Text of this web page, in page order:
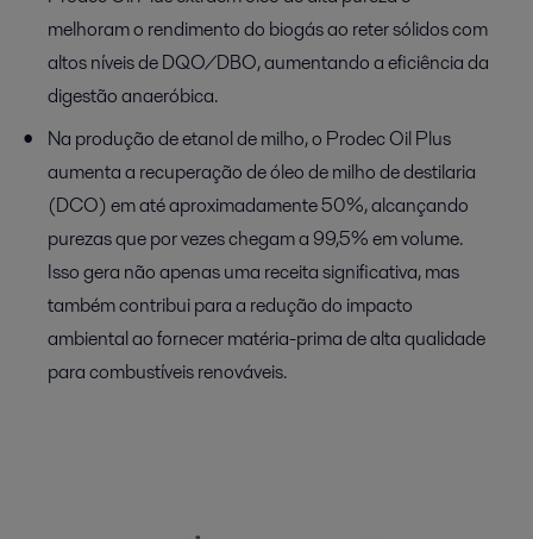
melhoram o rendimento do biogás ao reter sólidos com
altos níveis de DQO/DBO, aumentando a eficiência da
digestão anaeróbica.
Na produção de etanol de milho, o Prodec Oil Plus
aumenta a recuperação de óleo de milho de destilaria
(DCO) em até aproximadamente 50%, alcançando
purezas que por vezes chegam a 99,5% em volume.
Isso gera não apenas uma receita significativa, mas
também contribui para a redução do impacto
ambiental ao fornecer matéria-prima de alta qualidade
para combustíveis renováveis.